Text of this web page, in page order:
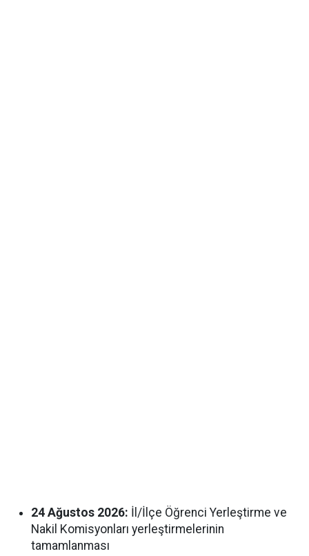
24 Ağustos 2026: İl/İlçe Öğrenci Yerleştirme ve
Nakil Komisyonları yerleştirmelerinin
tamamlanması